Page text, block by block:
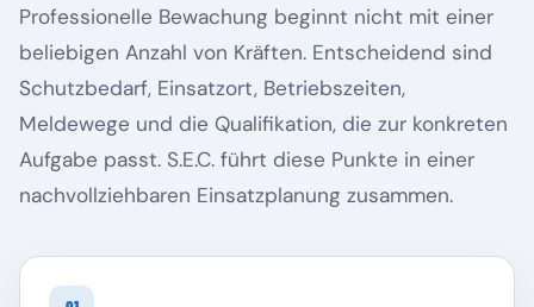
Professionelle Bewachung beginnt nicht mit einer
beliebigen Anzahl von Kräften. Entscheidend sind
Schutzbedarf, Einsatzort, Betriebszeiten,
Meldewege und die Qualifikation, die zur konkreten
Aufgabe passt. S.E.C. führt diese Punkte in einer
nachvollziehbaren Einsatzplanung zusammen.